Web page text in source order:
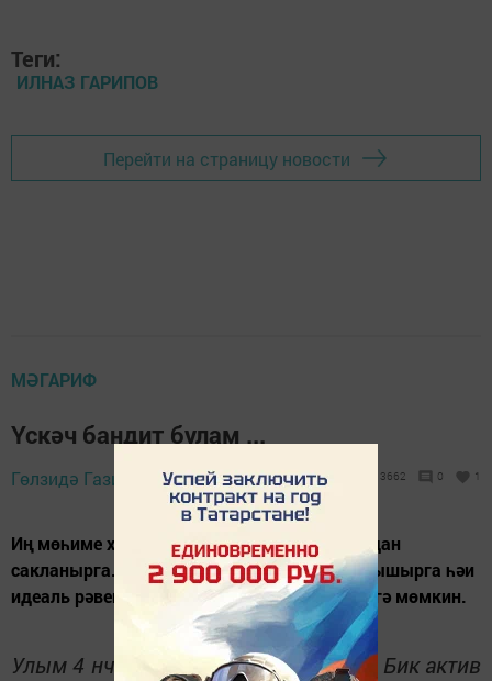
Теги:
ИЛНАЗ ГАРИПОВ
Перейти на страницу новости
МӘГАРИФ
Үскәч бандит булам ...
Гөлзидә Газизуллина, 7 февраль 2018 -
17:51
3662 0 1
Иң мөһиме хәзер – хулиган ярлыгы тагылудан
сакланырга. Бала шушы исемгә ныклап ябышырга һәи
идеаль рәвештә ул рольне уйнарга керешергә мөмкин.
Улым 4 нче сыйныфта укый. 10 яшь. Бик актив